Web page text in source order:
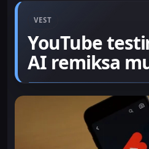
VEST
YouTube
AI remiksa